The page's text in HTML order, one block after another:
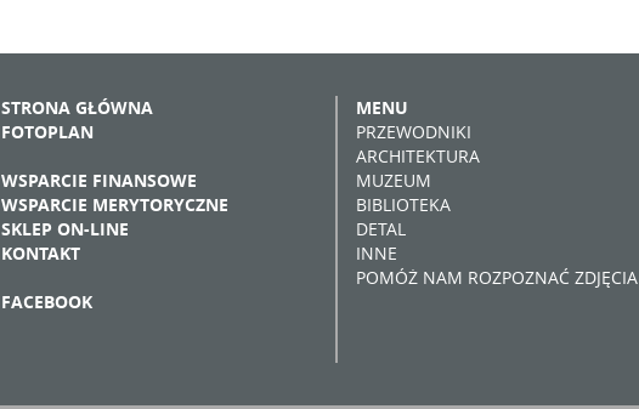
STRONA GŁÓWNA
FOTOPLAN
WSPARCIE FINANSOWE
WSPARCIE MERYTORYCZNE
SKLEP ON-LINE
KONTAKT
FACEBOOK
MENU
PRZEWODNIKI
ARCHITEKTURA
MUZEUM
BIBLIOTEKA
DETAL
INNE
POMÓŻ NAM ROZPOZNAĆ ZDJĘCIA